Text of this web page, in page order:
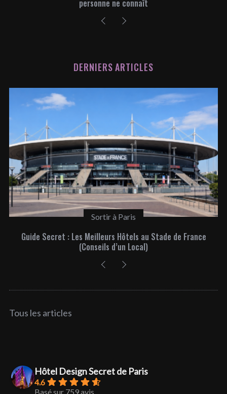
DERNIERS ARTICLES
L'insolite à Paris
Une expérience de jeu de rôle unique pour une soirée
inoubliable à Paris
Tous les articles
Hôtel Design Secret de Paris
4.6
Basé sur 759 avis